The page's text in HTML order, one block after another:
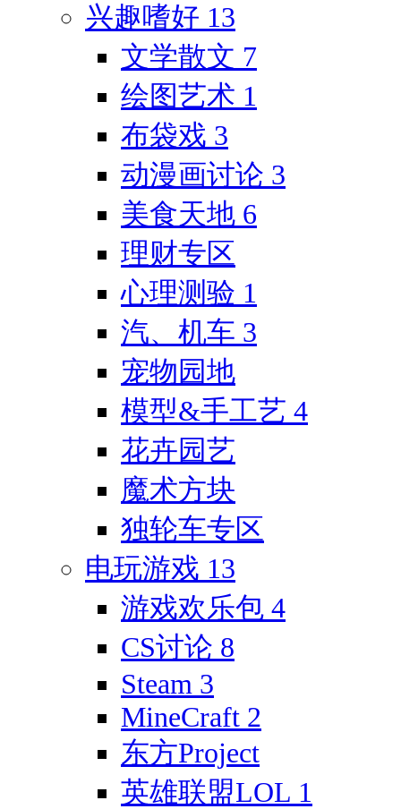
兴趣嗜好 13
文学散文 7
绘图艺术 1
布袋戏 3
动漫画讨论 3
美食天地 6
理财专区
心理测验 1
汽、机车 3
宠物园地
模型&手工艺 4
花卉园艺
魔术方块
独轮车专区
电玩游戏 13
游戏欢乐包 4
CS讨论 8
Steam 3
MineCraft 2
东方Project
英雄联盟LOL 1